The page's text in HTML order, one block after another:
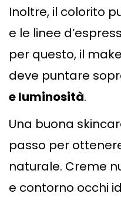
Inoltre, il colorito
e le linee
per questo, il
deve puntare
e luminosità.
Una buona
passo per
naturale. Creme
e contorno occhi